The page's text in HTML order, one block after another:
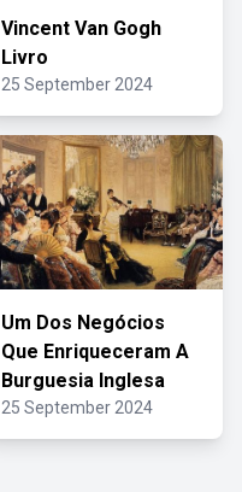
Vincent Van Gogh
Livro
25 September 2024
Um Dos Negócios
Que Enriqueceram A
Burguesia Inglesa
25 September 2024